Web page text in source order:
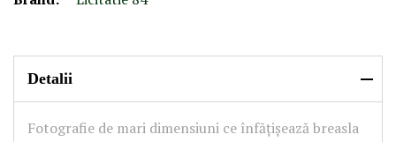
Detalii
Fotografie de mari dimensiuni ce înfățișează breasla